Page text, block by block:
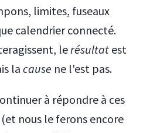
limites, fuseaux
calendrier connecté.
lerésultat est
la cause ne l'est pas.
à répondre à ces
nous le ferons encore